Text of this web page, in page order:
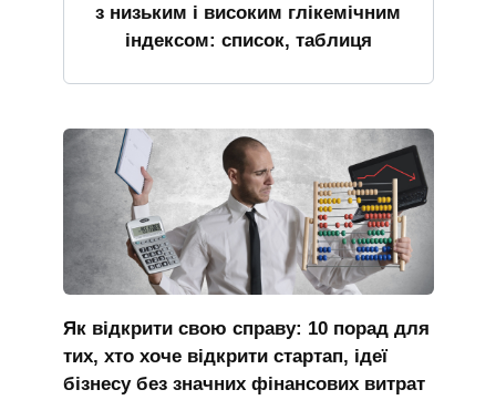
з низьким і високим глікемічним
індексом: список, таблиця
Як відкрити свою справу: 10 порад для
тих, хто хоче відкрити стартап, ідеї
бізнесу без значних фінансових витрат